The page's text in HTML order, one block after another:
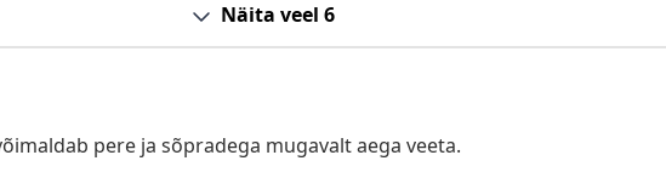
Näita veel 6
pere ja sõpradega mugavalt aega veeta.